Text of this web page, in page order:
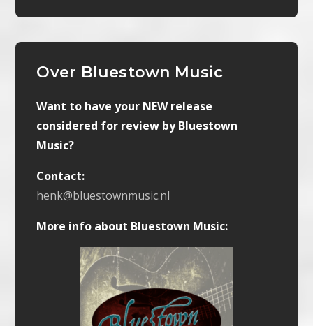
Over Bluestown Music
Want to have your NEW release
considered for review by Bluestown
Music?
Contact:
henk@bluestownmusic.nl
More info about Bluestown Music: